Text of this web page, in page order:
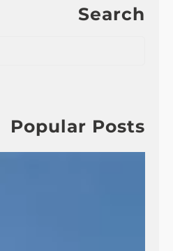
Search
h
Popular Posts